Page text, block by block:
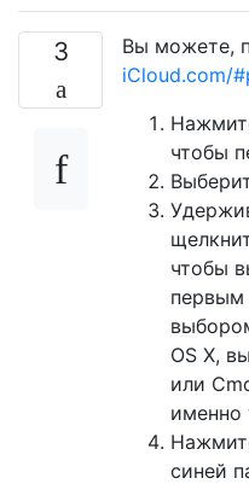
3
Вы можете,
iCloud.com/
чтобы
чтобы
первым
OS X,
или
именно
синей